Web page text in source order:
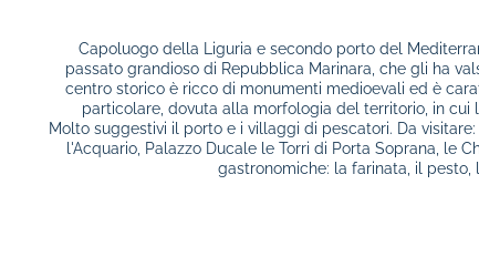
Capoluogo della Liguria e secondo porto del
passato grandioso di Repubblica Marinara, che gli ha
centro storico è ricco di monumenti medioevali ed è
particolare, dovuta alla morfologia del territorio, in cui
Molto suggestivi il porto e i villaggi di pescatori. Da
l'Acquario, Palazzo Ducale le Torri di Porta Soprana, le
gastronomiche: la farinata, il pesto,